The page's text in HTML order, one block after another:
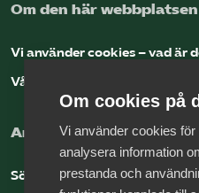
Logga in på
Press
In English
Om den här webbplatsen
Vi använder cookies – vad är
Vår dataskyddspolicy
Arbeta hos
Sök jobb hos oss
Om cookies på
Vi använder cookies
analysera information
prestanda och